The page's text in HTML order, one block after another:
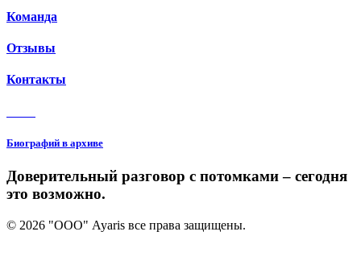
Команда
Отзывы
Контакты
Биографий в архиве
Доверительный разговор с потомками – сегодня
это возможно.
© 2026 "ООО" Ayaris все права защищены.